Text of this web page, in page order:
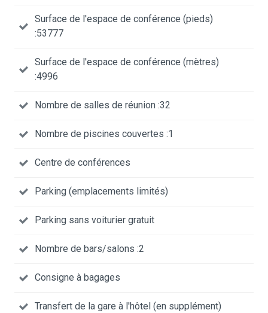
Surface de l'espace de conférence (pieds)
:53777
Surface de l'espace de conférence (mètres)
:4996
Nombre de salles de réunion :32
Nombre de piscines couvertes :1
Centre de conférences
Parking (emplacements limités)
Parking sans voiturier gratuit
Nombre de bars/salons :2
Consigne à bagages
Transfert de la gare à l'hôtel (en supplément)